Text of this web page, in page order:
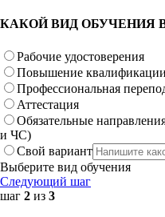
КАКОЙ ВИД ОБУЧЕНИЯ
Рабочие удостоверения
Повышение квалификации
Профессиональная
Аттестация
Обязательные
и ЧС)
Свой вариант
Выберите вид обучения
Следующий шаг
шаг 2 из 3